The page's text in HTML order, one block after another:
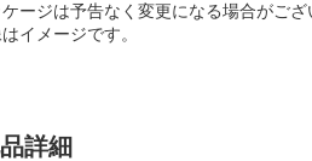
ージは予告なく変更になる場合がござ
イメージです。
詳細